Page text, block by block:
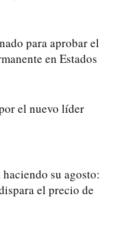
para aprobar el
en Estados
el nuevo líder
su agosto:
el precio de